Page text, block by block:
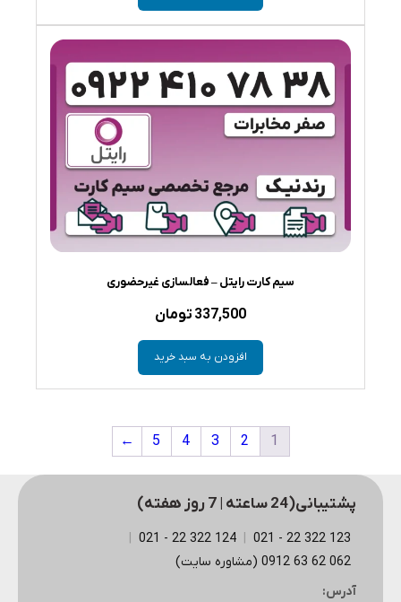
سیم کارت رایتل – فعالسازی غیرحضوری
337,500 تومان
افزودن به سبد خرید
1
2
3
4
5
←
پشتیبانی(24 ساعته | 7 روز هفته)
123 322 22 - 021
|
124 322 22 - 021
|
062 62 63 0912 (مشاوره سایت)
آدرس: